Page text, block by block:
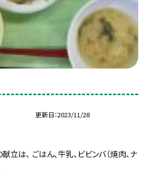
更新日 2023/11/28
献立は、 ごはん、牛乳、ビビンバ（焼肉、ナ